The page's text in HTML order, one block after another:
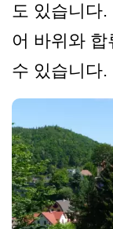
도 있습니다.
어 바위와
수 있습니다.